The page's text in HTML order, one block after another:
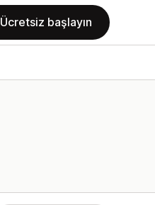
Ücretsiz başlayın